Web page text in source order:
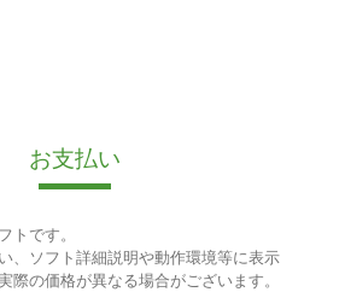
お支払い
トです。
、ソフト詳細説明や動作環境等に表示
際の価格が異なる場合がございます。